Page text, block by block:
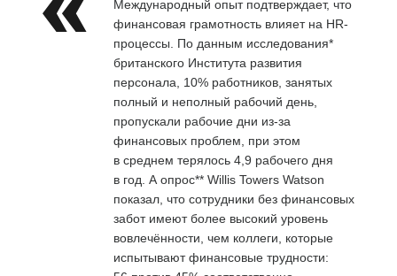
Международный опыт подтверждает, что
финансовая грамотность влияет на HR-
процессы. По данным исследования*
британского Института развития
персонала, 10% работников, занятых
полный и неполный рабочий день,
пропускали рабочие дни из-за
финансовых проблем, при этом
в среднем терялось 4,9 рабочего дня
в год. А опрос** Willis Towers Watson
показал, что сотрудники без финансовых
забот имеют более высокий уровень
вовлечённости, чем коллеги, которые
испытывают финансовые трудности: